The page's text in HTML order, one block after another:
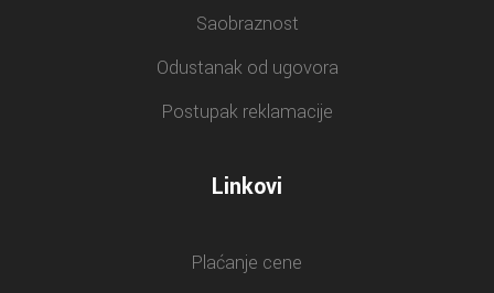
Saobraznost
Odustanak od ugovora
Postupak reklamacije
Linkovi
Plaćanje cene